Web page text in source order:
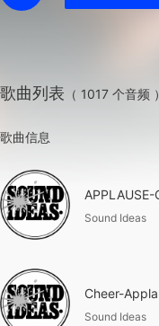
歌曲列表 （ 1017 个音频 ）
歌曲信息
APPLAUSE-
Sound Ideas
Cheer-
Sound Ideas